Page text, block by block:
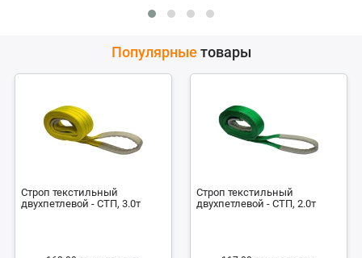
Популярные товары
Строп текстильный
двухпетлевой - СТП, 3.0т
Строп текстильный
двухпетлевой - СТП, 2.0т